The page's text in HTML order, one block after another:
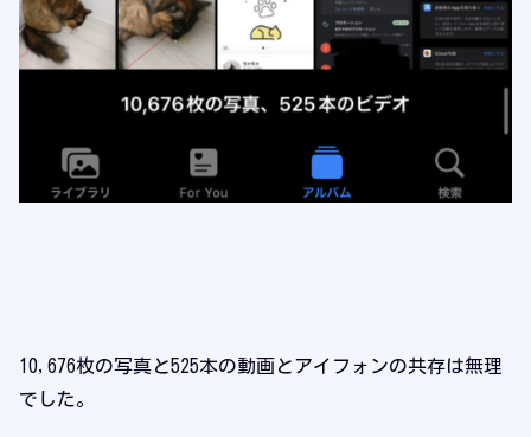
10,676枚の写真と525本の動画とアイフォンの共存は無理
でした。